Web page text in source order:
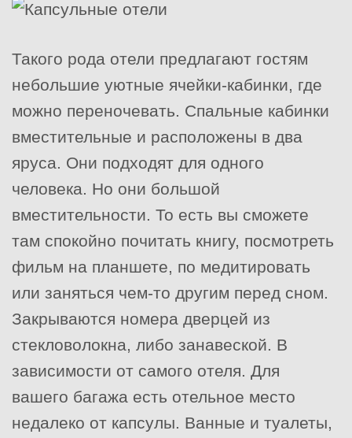
Такого рода отели предлагают гостям
небольшие уютные ячейки-кабинки, где
можно переночевать. Спальные кабинки
вместительные и расположены в два
яруса. Они подходят для одного
человека. Но они большой
вместительности. То есть вы сможете
там спокойно почитать книгу, посмотреть
фильм на планшете, по медитировать
или заняться чем-то другим перед сном.
Закрываются номера дверцей из
стекловолокна, либо занавеской. В
зависимости от самого отеля. Для
вашего багажа есть отельное место
недалеко от капсулы. Ванные и туалеты,